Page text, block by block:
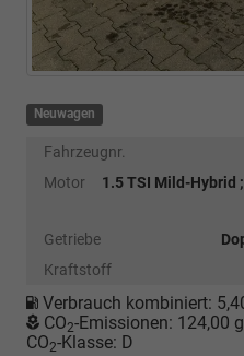
Neuwagen
Fahrzeugnr.
Motor
1.5 TSI Mild-Hybrid
Getriebe
Kraftstoff
Verbrauch kombiniert:
CO2-Emissionen: 124,00
CO2-Klasse: D